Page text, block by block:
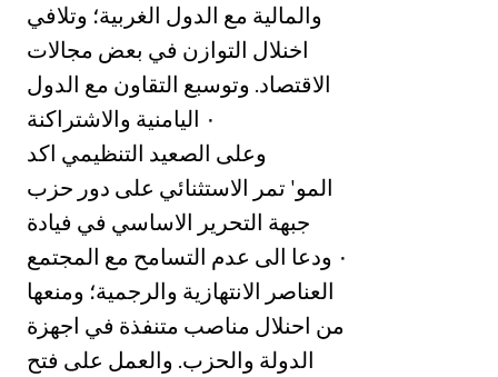
والمالية مع الدول الغربية؛ وتلافي
اخنلال التوازن في بعض مجالات
الاقتصاد. وتوسبع التقاون مع الدول
اليامنية والاشتراكنة ‎٠‏
‏وعلى الصعيد التنظيمي اكد
المو' تمر الاستثنائي على دور حزب
جبهة التحرير الاساسي في فيادة
المجتمع ‎٠‏ ودعا الى عدم التسامح مع
العناصر الانتهازية والرجمية؛ ومنعها
من احنلال مناصب متنفذة في اجهزة
الدولة والحزب. والعمل على فتح